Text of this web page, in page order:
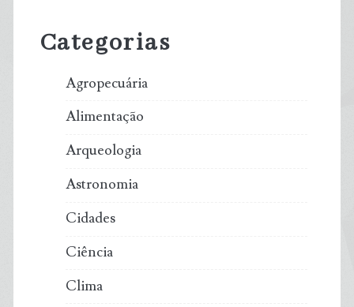
Sidebar
Categorias
Agropecuária
Alimentação
Arqueologia
Astronomia
Cidades
Ciência
Clima